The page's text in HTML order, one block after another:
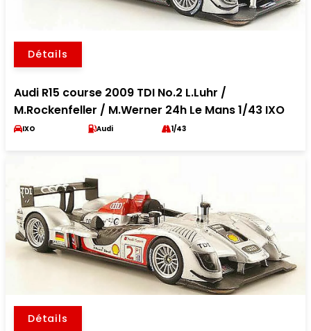
Détails
Audi R15 course 2009 TDI No.2 L.Luhr /
M.Rockenfeller / M.Werner 24h Le Mans 1/43 IXO
IXO Audi 1/43
Détails